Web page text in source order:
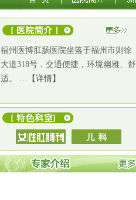
福州医博肛肠医院坐落于福州市则徐
大道318号，交通便捷，环境幽雅、舒
适。 … 【详情】